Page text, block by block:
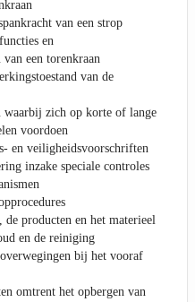
van een strop
en
van een torenkraan
van de
waarbij zich op korte of lange
voordoen
en veiligheidsvoorschriften
inzake speciale controles
de producten en het materieel
en de reiniging
bij het vooraf
omtrent het opbergen van